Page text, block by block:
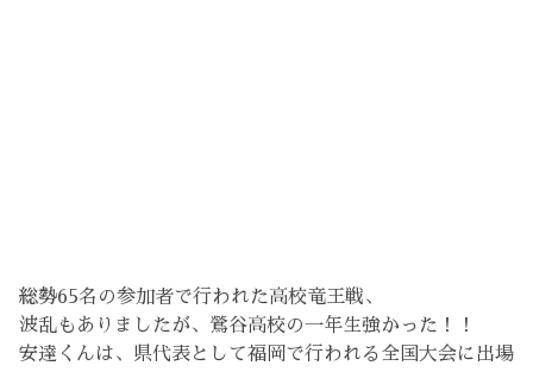
総勢65名の参加者で行われた高校竜王戦、
波乱もありましたが、鶯谷高校の一年生強かった！！
安達くんは、県代表として福岡で行われる全国大会に出場